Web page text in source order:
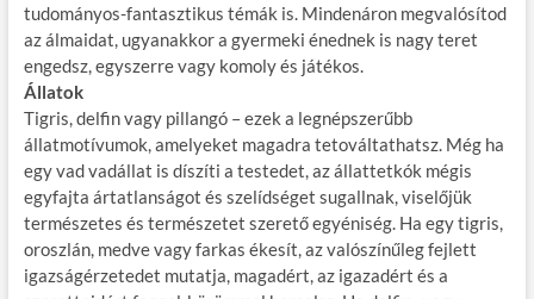
tudományos-fantasztikus témák is. Mindenáron megvalósítod
az álmaidat, ugyanakkor a gyermeki énednek is nagy teret
engedsz, egyszerre vagy komoly és játékos.
Állatok
Tigris, delfin vagy pillangó – ezek a legnépszerűbb
állatmotívumok, amelyeket magadra tetováltathatsz. Még ha
egy vad vadállat is díszíti a testedet, az állattetkók mégis
egyfajta ártatlanságot és szelídséget sugallnak, viselőjük
természetes és természetet szerető egyéniség. Ha egy tigris,
oroszlán, medve vagy farkas ékesít, az valószínűleg fejlett
igazságérzetedet mutatja, magadért, az igazadért és a